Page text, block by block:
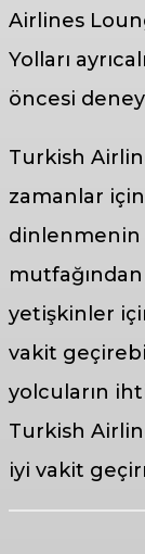
Airlines
Yolları
öncesi
Turkish
zamanlar
dinlenmenin
yetişkinler
vakit
yolcuların
Turkish
iyi vakit